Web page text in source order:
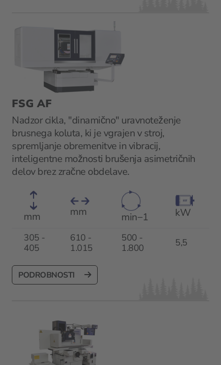
FSG AF
Nadzor cikla, "dinamično" uravnoteženje
brusnega koluta, ki je vgrajen v stroj,
spremljanje obremenitve in vibracij,
inteligentne možnosti brušenja asimetričnih
delov brez zračne obdelave.
mm mm min−1 kW
305 -
405
610 -
1.015
500 -
1.800
5,5
PODROBNOSTI